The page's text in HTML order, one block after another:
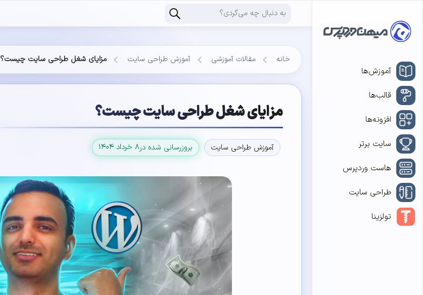
آموزش‌ها
قالب‌ها
افزونه‌ها
سایت برتر
هاست وردپرس
طراحی سایت
تولزینا
خانه مقالات آموزشی آموزش طراحی سایت مزایای شغل طراحی سایت چیست؟
مزایای شغل طراحی سایت چیست؟
آموزش طراحی سایت بروزرسانی شده در۸ خرداد ۱۴۰۴